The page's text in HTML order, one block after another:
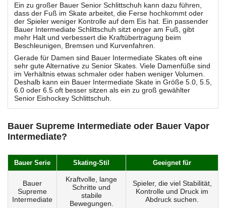
Ein zu großer Bauer Senior Schlittschuh kann dazu führen,
dass der Fuß im Skate arbeitet, die Ferse hochkommt oder
der Spieler weniger Kontrolle auf dem Eis hat. Ein passender
Bauer Intermediate Schlittschuh sitzt enger am Fuß, gibt
mehr Halt und verbessert die Kraftübertragung beim
Beschleunigen, Bremsen und Kurvenfahren.
Gerade für Damen sind Bauer Intermediate Skates oft eine
sehr gute Alternative zu Senior Skates. Viele Damenfüße sind
im Verhältnis etwas schmaler oder haben weniger Volumen.
Deshalb kann ein Bauer Intermediate Skate in Größe 5.0, 5.5,
6.0 oder 6.5 oft besser sitzen als ein zu groß gewählter
Senior Eishockey Schlittschuh.
Bauer Supreme Intermediate oder Bauer Vapor
Intermediate?
Bauer Serie Skating-Stil Geeignet für
Bauer
Supreme
Intermediate
Kraftvolle, lange
Schritte und
stabile
Bewegungen.
Spieler, die viel Stabilität,
Kontrolle und Druck im
Abdruck suchen.